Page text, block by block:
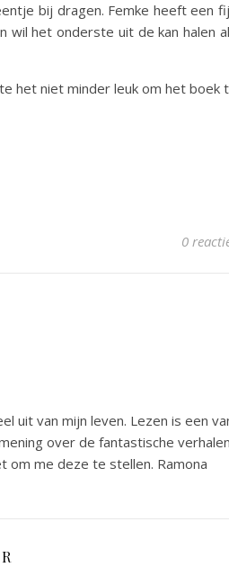
bij dragen. Femke heeft een
wil het onderste uit de kan halen
het niet minder leuk om het boek
0
uit van mijn leven. Lezen is een
over de fantastische verhalen
om me deze te stellen. Ramona